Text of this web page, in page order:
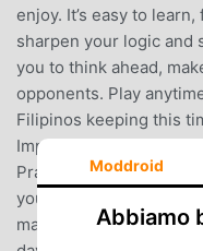
enjoy. It’s easy to
sharpen your logic and
you to think ahead,
opponents. Play
Filipinos keeping this
Improve your strategy
Practice different
your own creative
master the game!🎁
Moddroid
Abbiamo